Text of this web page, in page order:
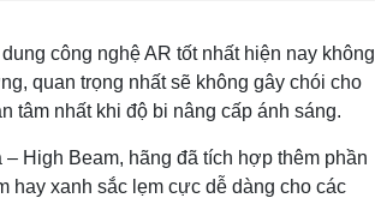
công nghệ AR tốt nhất hiện nay không
quan trọng nhất sẽ không gây chói cho
tâm nhất khi độ bi nâng cấp ánh sáng.
High Beam, hãng đã tích hợp thêm phần
hay xanh sắc lẹm cực dễ dàng cho các